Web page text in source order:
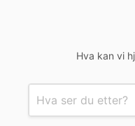
Hva kan vi